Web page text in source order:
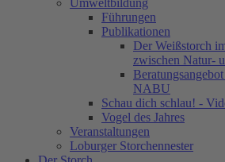
Führungen
Publikationen
Der Weißstorch
zwischen Natur-
NABU
Schau dich schlau! -
Vogel des Jahres
Veranstaltungen
Loburger Storchennester